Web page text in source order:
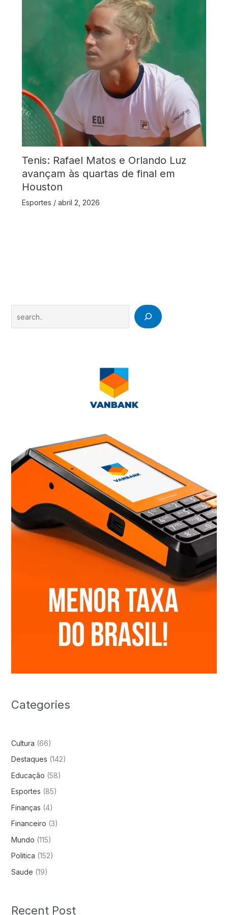
Tenis: Rafael Matos e Orlando Luz
avançam às quartas de final em
Houston
Esportes / abril 2, 2026
Categories
Cultura (66)
Destaques (142)
Educação (58)
Esportes (85)
Finanças (4)
Financeiro (3)
Mundo (115)
Politica (152)
Saude (19)
Recent Post